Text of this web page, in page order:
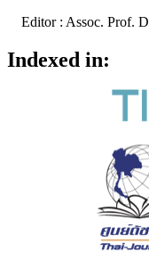
Editor : Assoc. Prof.
Indexed in: